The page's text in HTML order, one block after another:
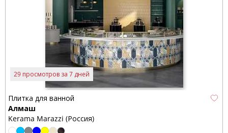
29 просмотров за 7 дней
Плитка для ванной
Алмаш
Kerama Marazzi (Россия)